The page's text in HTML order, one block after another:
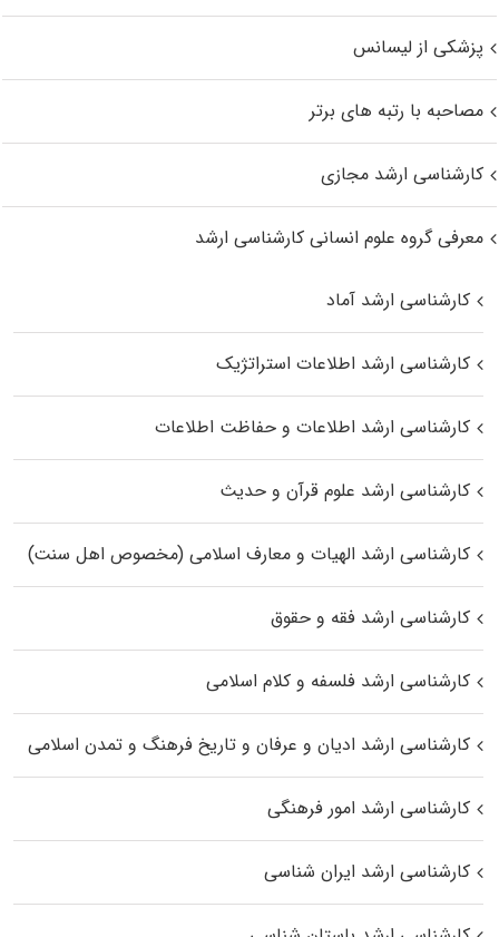
پزشکی از لیسانس
مصاحبه با رتبه های برتر
کارشناسی ارشد مجازی
معرفی گروه علوم انسانی کارشناسی ارشد
کارشناسی ارشد آماد
کارشناسی ارشد اطلاعات استراتژیک
کارشناسی ارشد اطلاعات و حفاظت اطلاعات
کارشناسی ارشد علوم قرآن و حدیث
کارشناسی ارشد الهیات و معارف اسلامی (مخصوص اهل سنت)
کارشناسی ارشد فقه و حقوق
کارشناسی ارشد فلسفه و کلام اسلامی
کارشناسی ارشد ادیان و عرفان و تاریخ فرهنگ و تمدن اسلامی
کارشناسی ارشد امور فرهنگی
کارشناسی ارشد ایران شناسی